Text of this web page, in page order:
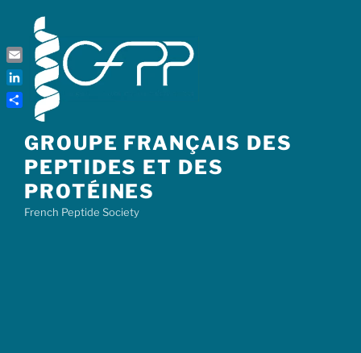
content
GROUPE FRANÇAIS DES
PEPTIDES ET DES
PROTÉINES
French Peptide Society
Email
LinkedIn
Share